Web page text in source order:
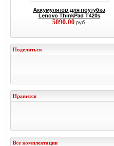
Аккумулятор для ноутубка
Lenovo ThinkPad T420s
5090.00 руб.
Поделиться
Нравится
Все комплектации